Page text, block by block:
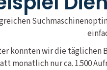
konnten wir die täglichen
monatlich nur ca. 1.500